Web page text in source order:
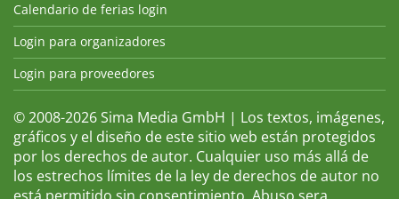
Calendario de ferias login
Login para organizadores
Login para proveedores
© 2008-2026 Sima Media GmbH | Los textos, imágenes,
gráficos y el diseño de este sitio web están protegidos
por los derechos de autor. Cualquier uso más allá de
los estrechos límites de la ley de derechos de autor no